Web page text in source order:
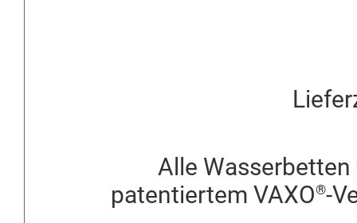
Alle
patentiertem VAXO®-